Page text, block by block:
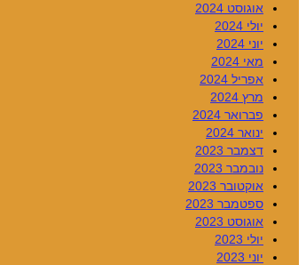
אוגוסט 2024
יולי 2024
יוני 2024
מאי 2024
אפריל 2024
מרץ 2024
פברואר 2024
ינואר 2024
דצמבר 2023
נובמבר 2023
אוקטובר 2023
ספטמבר 2023
אוגוסט 2023
יולי 2023
יוני 2023